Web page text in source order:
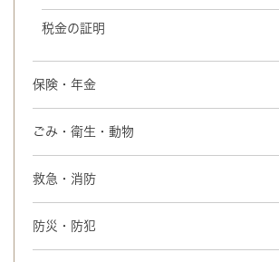
税金の証明
保険・年金
ごみ・衛生・動物
救急・消防
防災・防犯